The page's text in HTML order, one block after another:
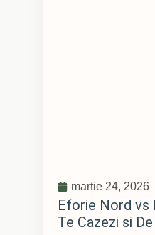
martie 24, 2026
Eforie Nord vs
Te Cazezi si